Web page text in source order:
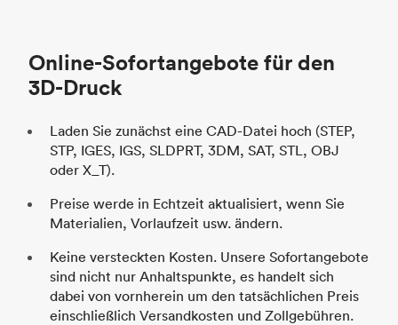
Online-Sofortangebote für den
3D-Druck
Laden Sie zunächst eine CAD-Datei hoch (STEP,
STP, IGES, IGS, SLDPRT, 3DM, SAT, STL, OBJ
oder X_T).
Preise werde in Echtzeit aktualisiert, wenn Sie
Materialien, Vorlaufzeit usw. ändern.
Keine versteckten Kosten. Unsere Sofortangebote
sind nicht nur Anhaltspunkte, es handelt sich
dabei von vornherein um den tatsächlichen Preis
einschließlich Versandkosten und Zollgebühren.